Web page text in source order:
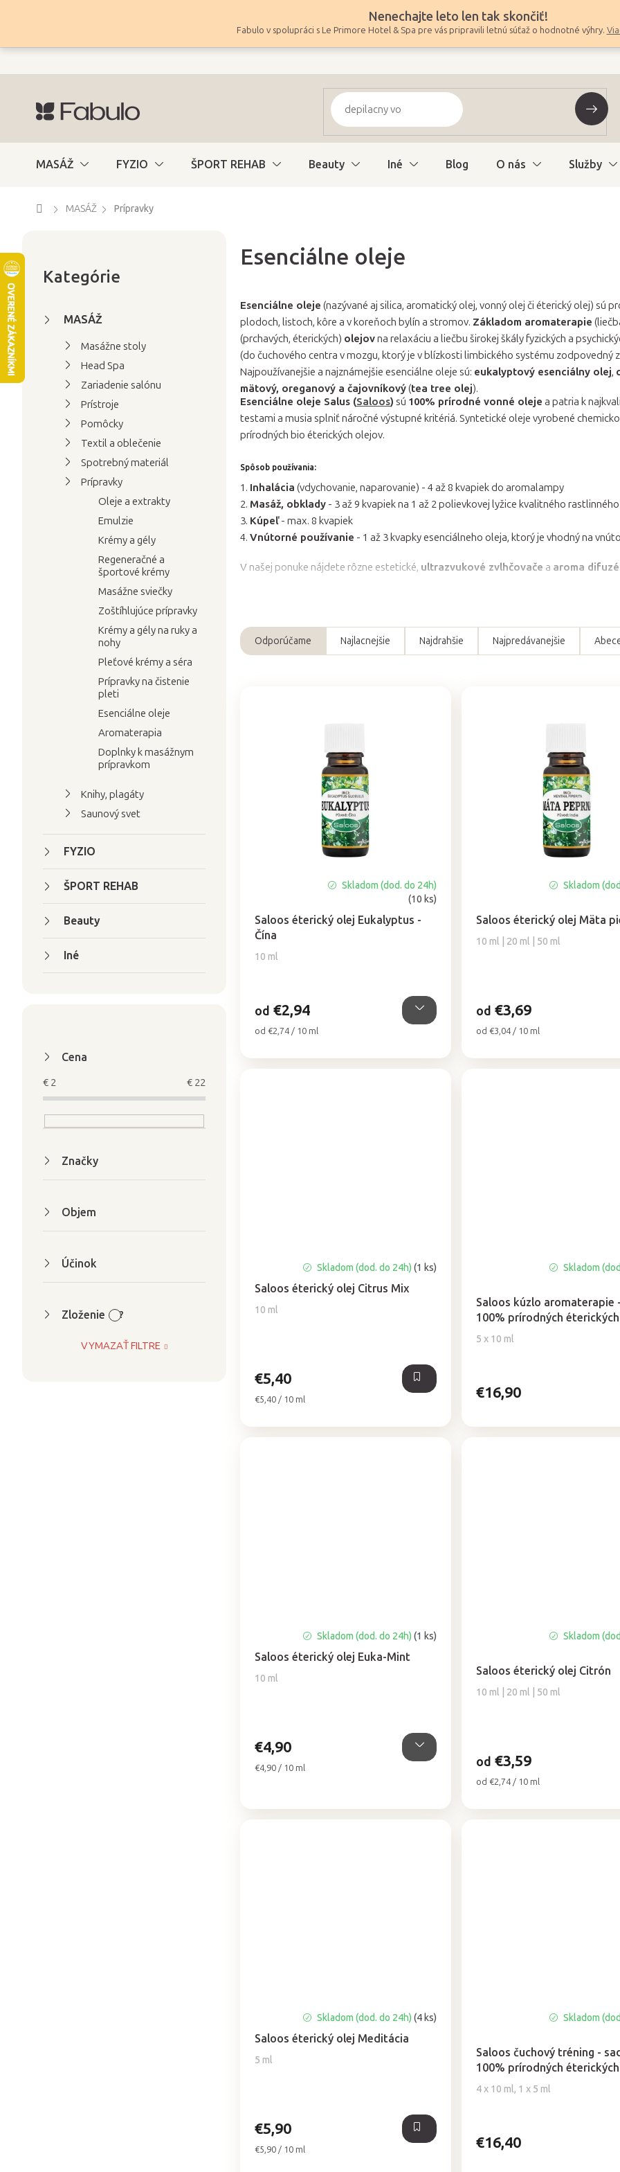
Nenechajte leto len tak skončiť!
Fabulo v spolupráci s Le Primore Hotel & Spa pre vás pripravili letnú súťaž o hodnotné výhry.
MASÁŽ FYZIO ŠPORT REHAB Beauty Iné Blog O nás Služby
DomovMASÁŽ Prípravky
a
kategórie
Kategórie
MASÁŽ
Masážne stoly
Head Spa
Zariadenie salónu
Prístroje
Pomôcky
Textil a oblečenie
Spotrebný materiál
Prípravky
Oleje a extrakty
Emulzie
Krémy a gély
Regeneračné a
športové krémy
Masážne sviečky
Zoštíhlujúce prípravky
Krémy a gély na ruky a
nohy
Pleťové krémy a séra
Prípravky na čistenie
pleti
Esenciálne oleje
Aromaterapia
Doplnky k masážnym
prípravkom
Knihy, plagáty
Saunový svet
FYZIO
ŠPORT REHAB
Beauty
Iné
Cena
€ 2 € 22
Značky
Objem
Účinok
Zloženie ?
VYMAZAŤ FILTRE
Esenciálne oleje
Esenciálne oleje (nazývané aj silica, aromatický olej, vonný olej či éterický olej) sú
plodoch, listoch, kôre a v koreňoch bylín a stromov. Základom aromaterapie
(prchavých, éterických) olejovna relaxáciu a liečbu širokej škály fyzických a
(do čuchového centra v mozgu, ktorý je v blízkosti limbického systému zodpovedný
Najpoužívanejšie a najznámejšie esenciálne oleje sú: eukalyptový esenciálny olej,
mätový, oreganový a čajovníkový(tea tree olej).
Esenciálne oleje Salus (Saloos) sú 100% prírodné vonné oleje a patria k
testami a musia splniť náročné výstupné kritériá. Syntetické oleje vyrobené
prírodných bio éterických olejov.
Spôsob používania:
1. Inhalácia (vdychovanie, naparovanie) - 4 až 8 kvapiek do aromalampy
2. Masáž, obklady - 3 až 9 kvapiek na 1 až 2 polievkovej lyžice kvalitného
3. Kúpeľ- max. 8 kvapiek
4. Vnútorné používanie - 1 až 3 kvapky esenciálneho oleja, ktorý je vhodný na
V našej ponuke nájdete rôzne estetické, ultrazvukové zvlhčovače a aroma
R
Odporúčame Najlacnejšie Najdrahšie Najpredávanejšie
Saloos éterický olej Eukalyptus -
Čína
10 ml
produktu
je
z
Skladom (dod. do 24h)
(10 ks)
od €2,94
Jednotková
od €2,74 / 10 ml
Saloos éterický olej Mäta
10 ml | 20 ml | 50 ml
produktu
5,0
Skladom
od €3,69
Jednotková
od €3,04 / 10 ml
Saloos éterický olej Citrus Mix
10 ml
Skladom (dod. do 24h) (1 ks)
€5,40
Jednotková
€5,40 / 10 ml
Saloos kúzlo aromaterapie
100% prírodných
5 x 10 ml
produktu
je
z
Skladom
€16,90
Saloos éterický olej Euka-Mint
10 ml
Skladom (dod. do 24h) (1 ks)
€4,90
Jednotková
€4,90 / 10 ml
Saloos éterický olej Citrón
10 ml | 20 ml | 50 ml
produktu
5,0
Skladom
od €3,59
Jednotková
od €2,74 / 10 ml
Saloos éterický olej Meditácia
5 ml
Skladom (dod. do 24h) (4 ks)
€5,90
Jednotková
€5,90 / 10 ml
Saloos čuchový tréning -
100% prírodných
4 x 10 ml, 1 x 5 ml
produktu
je
z
Skladom
€16,40